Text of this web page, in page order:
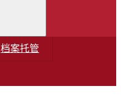
档案托管